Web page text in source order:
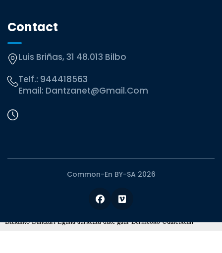
Bizkaiko Dantzari Eguna aurkeztu dute gaur Bermeoko Udaletxean
Contact
Luis Briñas, 31 48.013 Bilbo
Telf.: 944418563
Email: Dantzanet@gmail.com
Common-En BY-SA 2026
Facebook
Vimeo